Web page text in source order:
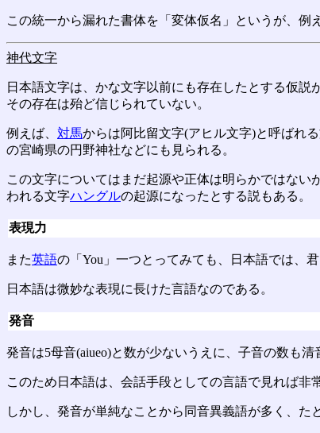
この統一から漏れた書体を「変体仮名」というが、例
神代文字
日本語文字は、かな文字以前にも存在したとする仮
その存在は殆ど信じられていない。
例えば、 対馬からは阿比留文字(アヒル文字)と呼ばれ
の宮崎県の円野神社などにも見られる。
この文字についてはまだ起源や正体は明らかではな
われる文字ハングルの起源になったとする説もある。
表現力
また英語の「You」一つとってみても、日本語では、
日本語は微妙な表現に長けた言語なのである。
発音
発音は5母音(aiueo)と数が少ないうえに、子音の数も清
このため日本語は、会話手段としての言語で見れば非
しかし、発音が単純なことから同音異義語が多く、